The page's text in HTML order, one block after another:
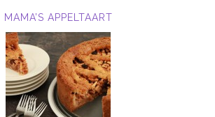
MAMA’S APPELTAART